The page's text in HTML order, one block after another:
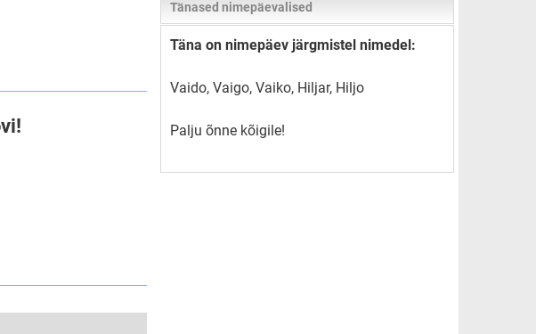
Tänased nimepäevalised
Täna on nimepäev järgmistel nimedel:
Vaido, Vaigo, Vaiko, Hiljar, Hiljo
Palju õnne kõigile!